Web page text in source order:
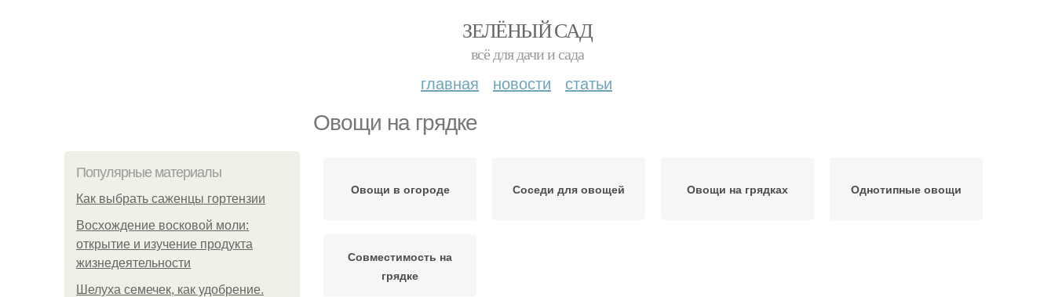
ЗЕЛЁНЫЙ САД
всё для дачи и сада
главная новости статьи
Овощи на грядке
Популярные материалы
Как выбрать саженцы гортензии
Восхождение восковой моли:
открытие и изучение продукта
жизнедеятельности
Шелуха семечек, как удобрение.
Овощи в огороде Соседи для овощей Овощи на грядках Однотипные овощи
Совместимость на
грядке